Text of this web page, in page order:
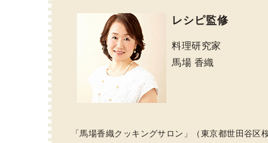
レシピ監修
料理研究家
馬場 香織
「馬場香織クッキングサロン」（東京都世田谷